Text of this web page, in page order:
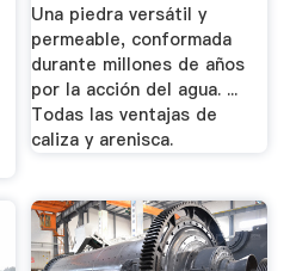
Una piedra versátil y
permeable, conformada
durante millones de años
por la acción del agua. ...
Todas las ventajas de
caliza y arenisca.